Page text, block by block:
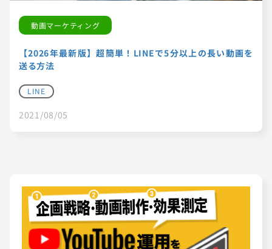
動画マーケティング
【2026年最新版】超簡単！LINEで5分以上の長い動画を
送る方法
LINE
2021/08/05